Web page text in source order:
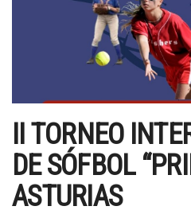
II TORNEO
DE SÓFBOL
ASTURIAS